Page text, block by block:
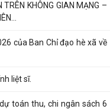
TRÊN KHÔNG GIAN MẠNG –
của Ban Chỉ đạo hè xã về
liệt sĩ.
toán thu, chi ngân sách 6